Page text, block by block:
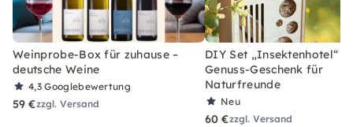
Weinprobe-Box für zuhause –
deutsche Weine
4,3Googlebewertung
59 €zzgl. Versand
DIY Set „Insektenhotel“ –
Genuss-Geschenk für
Naturfreunde
Neu
60 €zzgl. Versand